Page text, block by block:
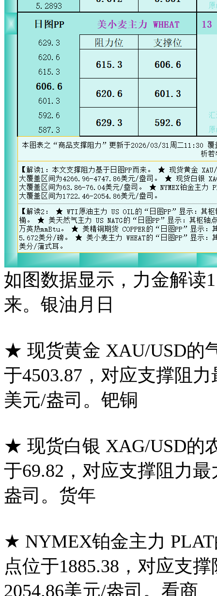
如图数据显示，力金解读
来。银油月日
★ 现货黄金 XAU/USD的
于4503.87，对应支撑阻
美元/盎司。钯铜
★ 现货白银 XAG/USD的
于69.82，对应支撑阻力
盎司。货年
★ NYMEX铂金主力
点位于1885.38，对应支
2054.86美元/盎司。看商